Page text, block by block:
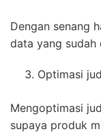
Dengan senang
data yang sudah
Optimasi
Mengoptimasi
supaya produk